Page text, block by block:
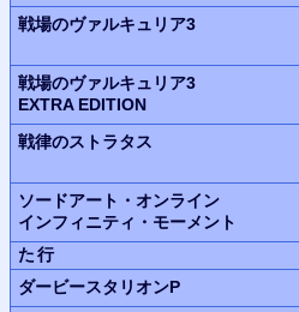
戦場のヴァルキュリア3
戦場のヴァルキュリア3
EXTRA EDITION
戦律のストラタス
ソードアート・オンライン
インフィニティ・モーメント
た行
ダービースタリオンP